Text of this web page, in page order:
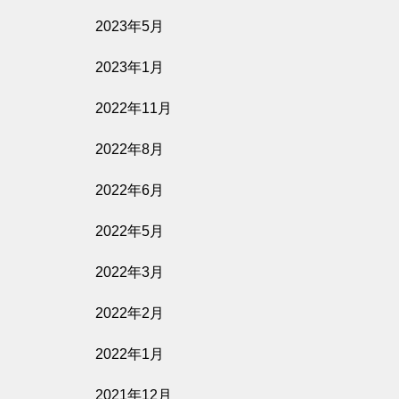
2023年5月
2023年1月
2022年11月
2022年8月
2022年6月
2022年5月
2022年3月
2022年2月
2022年1月
2021年12月